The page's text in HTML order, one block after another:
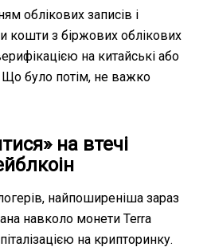
облікових записів і
кошти з біржових облікових
на китайські або
Що було потім, не важко
на втечі
найпоширеніша зараз
навколо монети Terra
на крипторинку.